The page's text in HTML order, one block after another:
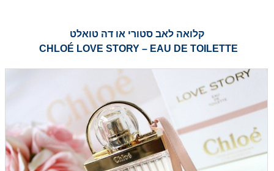
קלואה לאב סטורי או דה טואלט
CHLOÉ LOVE STORY – EAU DE TOILETTE